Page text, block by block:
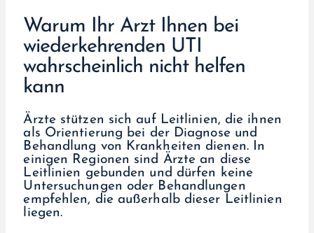
Warum Ihr Arzt Ihnen bei
wiederkehrenden UTI
wahrscheinlich nicht helfen
kann
Ärzte stützen sich auf Leitlinien, die ihnen
als Orientierung bei der Diagnose und
Behandlung von Krankheiten dienen. In
einigen Regionen sind Ärzte an diese
Leitlinien gebunden und dürfen keine
Untersuchungen oder Behandlungen
empfehlen, die außerhalb dieser Leitlinien
liegen.